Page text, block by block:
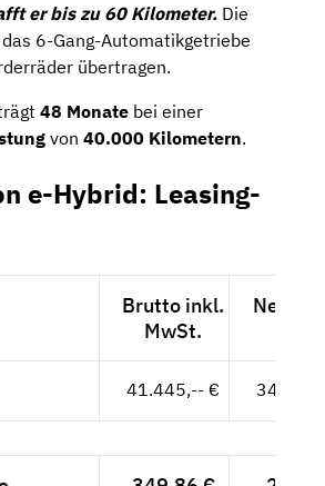
er bis zu 60 Kilometer. Die
6-Gang-Automatikgetriebe
übertragen.
48 Monate bei einer
von 40.000 Kilometern.
e-Hybrid: Leasing-
Brutto inkl.
MwSt.
Netto
41.445,-- €